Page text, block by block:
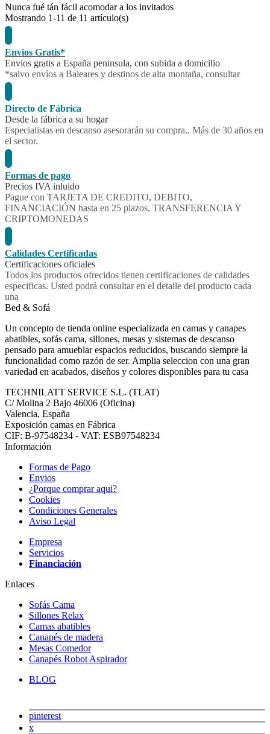
Nunca fué tán fácil acomodar a los invitados
Mostrando 1-11 de 11 artículo(s)
Envios Gratis*
Envios gratis a España peninsula, con subida a domicilio
*salvo envíos a Baleares y destinos de alta montaña, consultar
Directo de Fábrica
Desde la fábrica a su hogar
Especialistas en descanso asesorarán su compra.. Más de 30 años en
el sector.
Formas de pago
Precios IVA inluido
Pague con TARJETA DE CREDITO, DEBITO,
FINANCIACIÓN hasta en 25 plazos, TRANSFERENCIA Y
CRIPTOMONEDAS
Calidades Certificadas
Certificaciones oficiales
Todos los productos ofrecidos tienen certificaciones de calidades
especificas. Usted podrá consultar en el detalle del producto cada
una
Bed & Sofá
Un concepto de tienda online especializada en camas y canapes
abatibles, sofás cama, sillones, mesas y sistemas de descanso
pensado para amueblar espacios reducidos, buscando siempre la
funcionalidad como razón de ser. Amplia seleccion con una gran
variedad en acabados, diseños y colores disponibles para tu casa
TECHNILATT SERVICE S.L. (TLAT)
C/ Molina 2 Bajo 46006 (Oficina)
Valencia, España
Exposición camas en Fábrica
CIF: B-97548234 - VAT: ESB97548234
Información
Formas de Pago
Envios
¿Porque comprar aqui?
Cookies
Condiciones Generales
Aviso Legal
Empresa
Servicios
Financiación
Enlaces
Sofás Cama
Sillones Relax
Camas abatibles
Canapés de madera
Mesas Comedor
Canapés Robot Aspirador
BLOG
pinterest
x